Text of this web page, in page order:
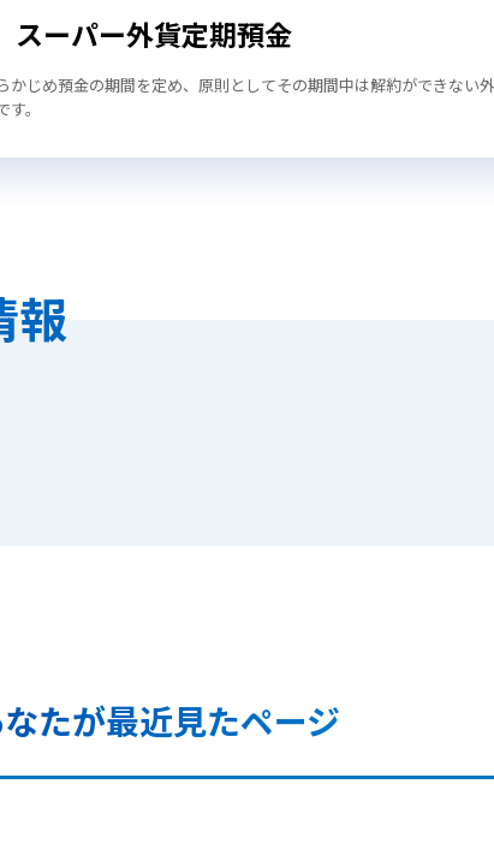
スーパー外貨定期預金
かじめ預金の期間を定め、原則としてその期間中は解約ができない
す。
報
たが最近見たページ